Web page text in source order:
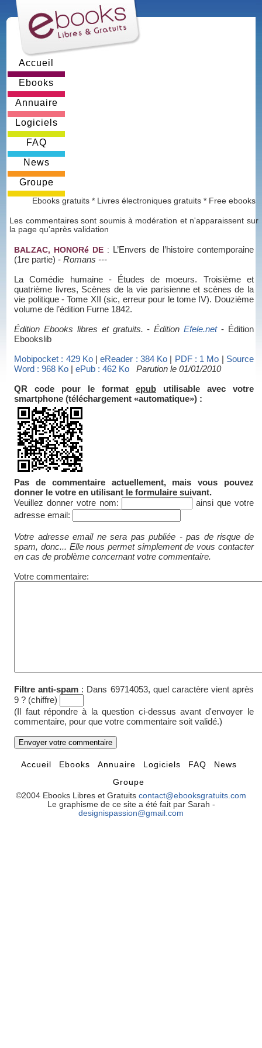
Accueil
Ebooks
Annuaire
Logiciels
FAQ
News
Groupe
Ebooks gratuits * Livres électroniques gratuits * Free ebooks
Les commentaires sont soumis à modération et n'apparaissent sur
la page qu'après validation
BALZAC, HONORé DE : L’Envers de l’histoire contemporaine
(1re partie) -Romans ---
La Comédie humaine - Études de moeurs. Troisième et
quatrième livres, Scènes de la vie parisienne et scènes de la
vie politique - Tome XII (sic, erreur pour le tome IV). Douzième
volume de l’édition Furne 1842.
Édition Ebooks libres et gratuits. -ÉditionEfele.net- Édition
Ebookslib
Mobipocket : 429 Ko|eReader : 384 Ko | PDF : 1 Mo | Source
Word : 968 Ko |ePub : 462 Ko
Parution le 01/01/2010
QR code pour le format epubutilisable avec votre
smartphone (téléchargement «automatique») :
Pas de commentaire actuellement, mais vous pouvez
donner le votre en utilisant le formulaire suivant.
Veuillez donner votre nom:
ainsi que votre
adresse email:
Votre adresse email ne sera pas publiée - pas de risque de
spam, donc... Elle nous permet simplement de vous contacter
en cas de problème concernant votre commentaire.
Votre commentaire:
Filtre anti-spam : Dans 69714053, quel caractère vient après
9 ? (chiffre)
(Il faut répondre à la question ci-dessus avant d'envoyer le
commentaire, pour que votre commentaire soit validé.)
Accueil Ebooks Annuaire Logiciels FAQ
News
Groupe
©2004 Ebooks Libres et Gratuits contact@ebooksgratuits.com
Le graphisme de ce site a été fait par Sarah -
designispassion@gmail.com